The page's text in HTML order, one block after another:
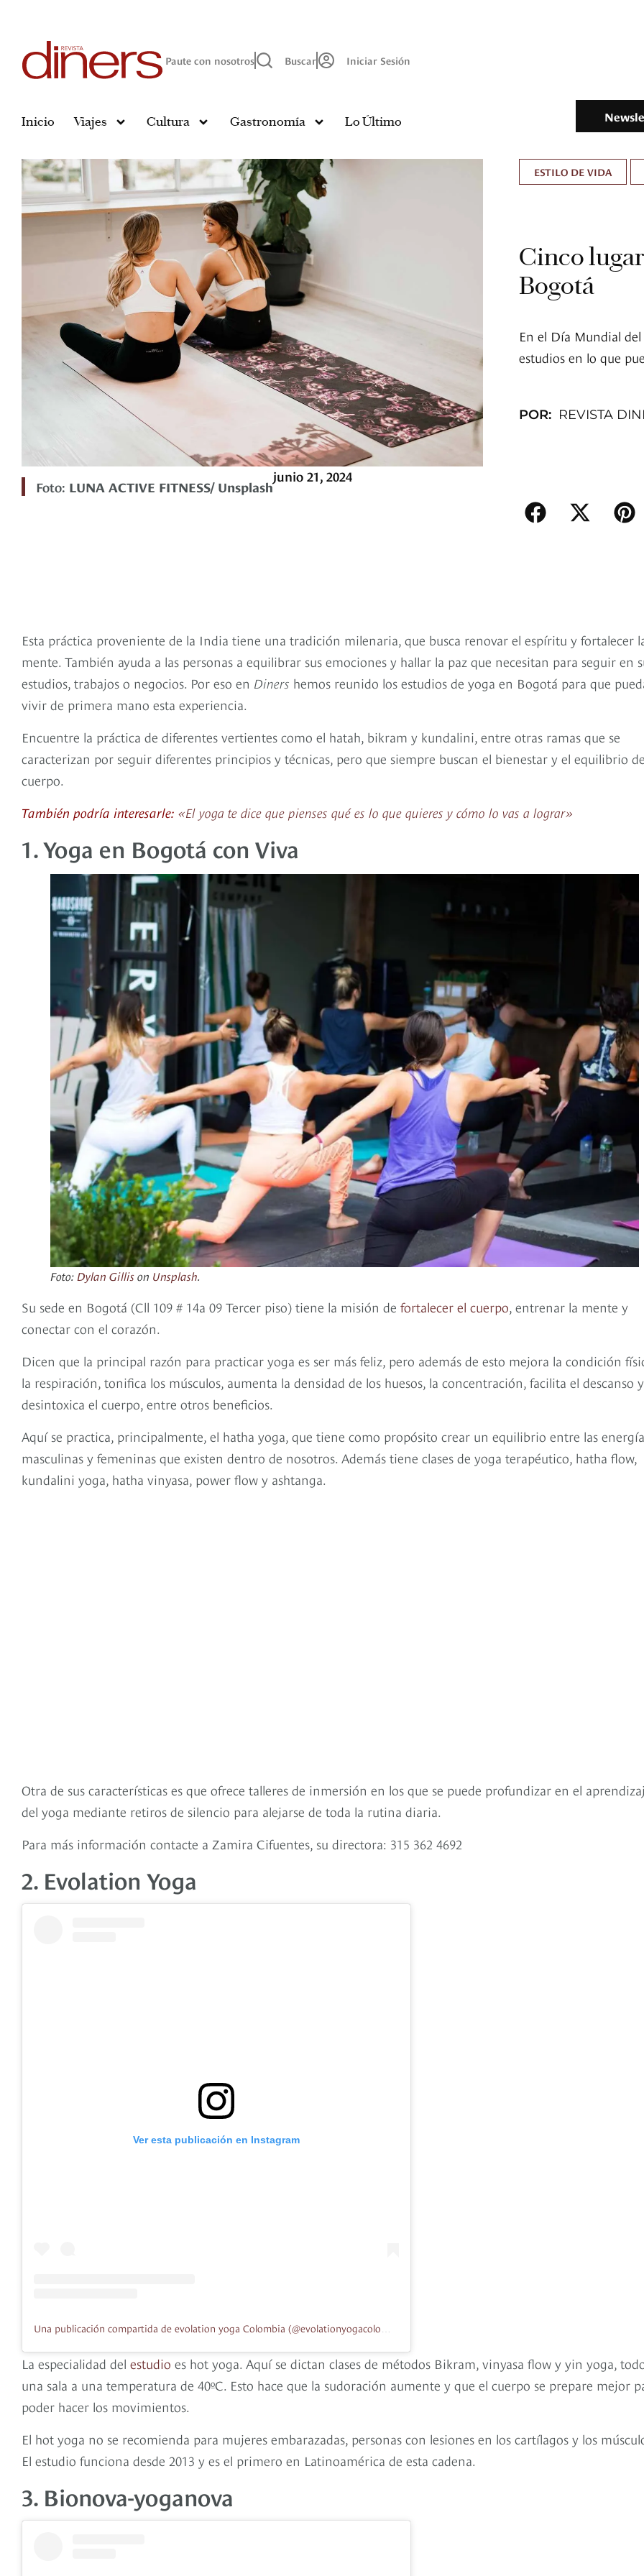
Paute con nosotros Buscar Iniciar Sesión
Inicio Viajes Cultura Gastronomía Lo Último
Foto: LUNA ACTIVE FITNESS/ Unsplash
junio 21, 2024
ESTILO DE VIDA
Cinco
Bogotá
En el Día Mundial
estudios en lo que
POR: REVISTA
Esta práctica proveniente de la India tiene una tradición milenaria, que busca renovar el espíritu y fortalecer
mente. También ayuda a las personas a equilibrar sus emociones y hallar la paz que necesitan para seguir en
estudios, trabajos o negocios. Por eso en Diners hemos reunido los estudios de yoga en Bogotá para que
vivir de primera mano esta experiencia.
Encuentre la práctica de diferentes vertientes como el hatah, bikram y kundalini, entre otras ramas que se
caracterizan por seguir diferentes principios y técnicas, pero que siempre buscan el bienestar y el equilibrio
cuerpo.
También podría interesarle: «El yoga te dice que pienses qué es lo que quieres y cómo lo vas a lograr»
1. Yoga en Bogotá con Viva
Foto: Dylan Gillison Unsplash
Su sede en Bogotá (Cll 109 # 14a 09 Tercer piso) tiene la misión de fortalecer el cuerpo , entrenar la mente y
conectar con el corazón.
Dicen que la principal razón para practicar yoga es ser más feliz, pero además de esto mejora la condición
la respiración, tonifica los músculos, aumenta la densidad de los huesos, la concentración, facilita el descanso y
desintoxica el cuerpo, entre otros beneficios.
Aquí se practica, principalmente, el hatha yoga, que tiene como propósito crear un equilibrio entre las
masculinas y femeninas que existen dentro de nosotros. Además tiene clases de yoga terapéutico, hatha flow,
kundalini yoga, hatha vinyasa, power flow y ashtanga.
Otra de sus características es que ofrece talleres de inmersión en los que se puede profundizar en el
del yoga mediante retiros de silencio para alejarse de toda la rutina diaria.
Para más información contacte a Zamira Cifuentes, su directora: 315 362 4692
2. Evolation Yoga
Ver esta publicación en Instagram
La especialidad del estudio es hot yoga. Aquí se dictan clases de métodos Bikram, vinyasa flow y yin yoga,
una sala a una temperatura de 40ºC. Esto hace que la sudoración aumente y que el cuerpo se prepare mejor
poder hacer los movimientos.
El hot yoga no se recomienda para mujeres embarazadas, personas con lesiones en los cartílagos y los
El estudio funciona desde 2013 y es el primero en Latinoamérica de esta cadena.
3. Bionova-yoganova